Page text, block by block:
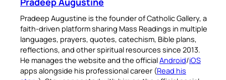
Pradeep Augustine is the founder of Catholic Gallery, a
faith-driven platform sharing Mass Readings in multiple
languages, prayers, quotes, catechism, Bible plans,
reflections, and other spiritual resources since 2013.
He manages the website and the officialAndroid/iOS
apps alongside his professional career (Read his